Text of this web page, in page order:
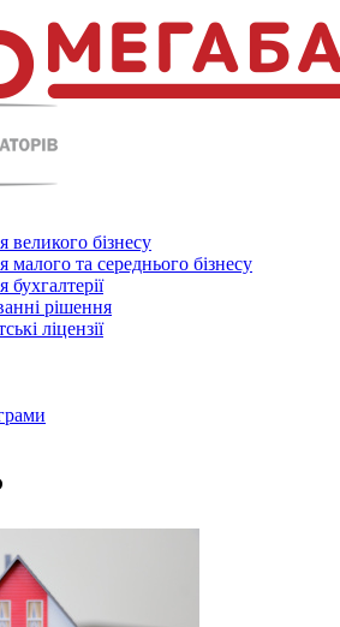
великого бізнесу
малого та середнього бізнесу
бухгалтерії
рішення
ліцензії